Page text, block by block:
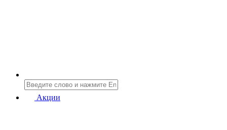
Акции